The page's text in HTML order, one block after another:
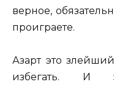
верное,
проиграете.
Азарт это
избегать. И